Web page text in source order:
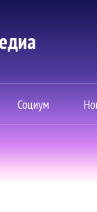
Социум